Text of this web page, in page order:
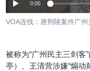
全球议题
环境
美国建国250周年
重要讲话与声明
关注我们
0:00
VOA连线：唐荆陵案件广州
被称为“广州民主三剑客
亭）、王清营涉嫌“煽动